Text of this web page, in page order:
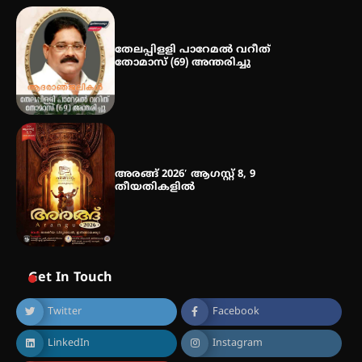
തേലപ്പിളളി പാറേമൽ വറീത്
തോമാസ് (69) അന്തരിച്ചു
അരങ്ങ് 2026′ ആഗസ്റ്റ് 8, 9
തീയതികളിൽ
Get In Touch
Twitter Facebook
LinkedIn Instagram